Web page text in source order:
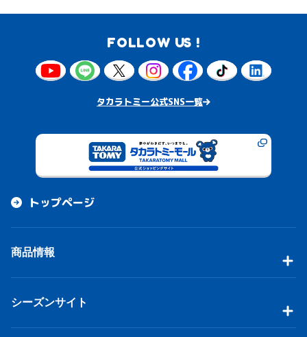
FOLLOW US !
タカラトミー公式SNS一覧
トップページ
商品情報
シーズンサイト